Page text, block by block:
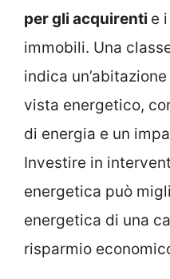
per gli acquirenti e
immobili. Una
indica
vista energetico,
di energia e un
Investire in
energetica può
energetica di una
risparmio